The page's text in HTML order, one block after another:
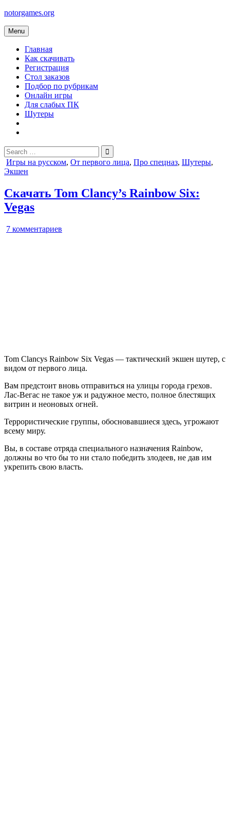
Skip
content
notorgames.org
Menu
Главная
Как скачивать
Регистрация
Стол заказов
Подбор по рубрикам
Онлайн игры
Для слабых ПК
Шутеры
Search
for:
Posted
in
Игры на русском, От первого лица, Про спецназ, Шутеры,
Экшен
Скачать Tom Clancy’s Rainbow Six:
Vegas
7 комментариев
Tom Clancys Rainbow Six Vegas — тактический экшен шутер, с
видом от первого лица.
Вам предстоит вновь отправиться на улицы города грехов.
Лас-Вегас не такое уж и радужное место, полное блестящих
витрин и неоновых огней.
Террористические группы, обосновавшиеся здесь, угрожают
всему миру.
Вы, в составе отряда специального назначения Rainbow,
должны во что бы то ни стало победить злодеев, не дав им
укрепить свою власть.